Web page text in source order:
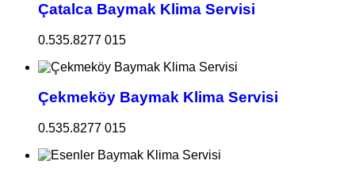
Çatalca Baymak Klima Servisi
0.535.8277 015
Çekmeköy Baymak Klima Servisi
0.535.8277 015